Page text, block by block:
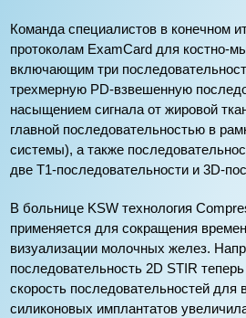
Команда специалистов в конечном
протоколам ExamCard для костно-
включающим три
трехмерную PD-взвешенную
насыщением сигнала от жировой
главной последовательностью в
системы), а также
две T1-последовательности и 3D-
В больнице KSW технология
применяется для сокращения
визуализации молочных желез.
последовательность 2D STIR
скорость последовательностей для
силиконовых имплантатов